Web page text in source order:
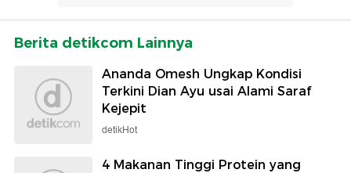
Berita detikcom Lainnya
Ananda Omesh Ungkap Kondisi
Terkini Dian Ayu usai Alami Saraf
Kejepit
detikHot
4 Makanan Tinggi Protein yang